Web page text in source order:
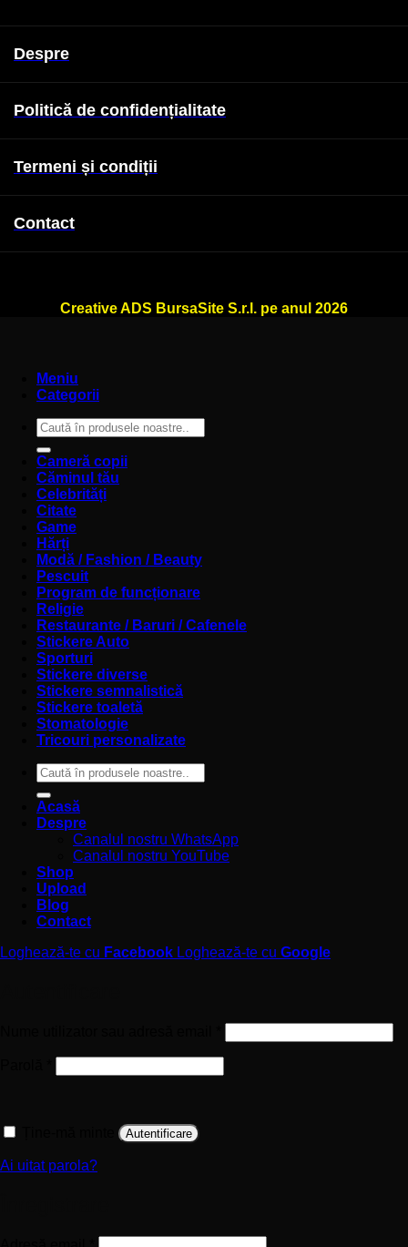
Despre
Politică de confidențialitate
Termeni și condiții
Contact
Creative ADS BursaSite S.r.l. pe anul 2026
Meniu
Categorii
Caută
după:
Cameră copii
Căminul tău
Celebrități
Citate
Game
Hărți
Modă / Fashion / Beauty
Pescuit
Program de funcționare
Religie
Restaurante / Baruri / Cafenele
Stickere Auto
Sporturi
Stickere diverse
Stickere semnalistică
Stickere toaletă
Stomatologie
Tricouri personalizate
Caută
după:
Acasă
Despre
Canalul nostru WhatsApp
Canalul nostru YouTube
Shop
Upload
Blog
Contact
Loghează-te cu Facebook Loghează-te cu Google
Autentificare
Ai uitat parola?